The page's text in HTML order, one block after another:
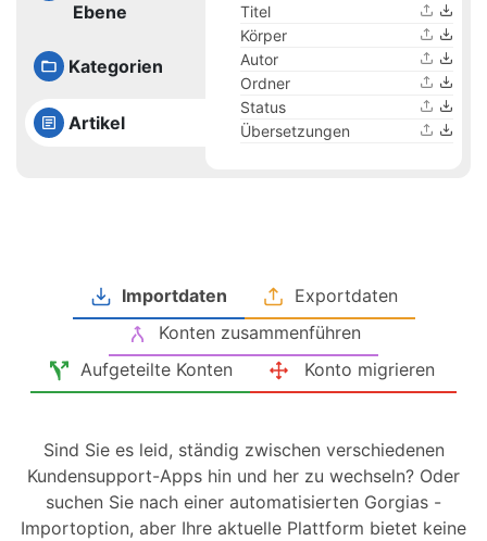
Ebene
Kategorien
Artikel
Titel
Körper
Autor
Ordner
Status
Übersetzungen
Importdaten
Exportdaten
Konten zusammenführen
Aufgeteilte Konten
Konto migrieren
Sind Sie es leid, ständig zwischen verschiedenen
Kundensupport-Apps hin und her zu wechseln? Oder
suchen Sie nach einer automatisierten Gorgias -
Importoption, aber Ihre aktuelle Plattform bietet keine